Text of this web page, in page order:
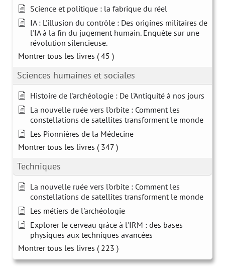
Science et politique : la fabrique du réel
IA : L'illusion du contrôle : Des origines militaires de
l'IA à la fin du jugement humain. Enquête sur une
révolution silencieuse.
Montrer tous les livres ( 45 )
Sciences humaines et sociales
Histoire de l'archéologie : De l'Antiquité à nos jours
La nouvelle ruée vers l’orbite : Comment les
constellations de satellites transforment le monde
Les Pionnières de la Médecine
Montrer tous les livres ( 347 )
Techniques
La nouvelle ruée vers l’orbite : Comment les
constellations de satellites transforment le monde
Les métiers de l'archéologie
Explorer le cerveau grâce à l'IRM : des bases
physiques aux techniques avancées
Montrer tous les livres ( 223 )